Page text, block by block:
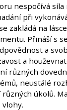
nespočívá
při
zakládá na
Přináší s
a
a
různých
neustálé
různých úkolů.